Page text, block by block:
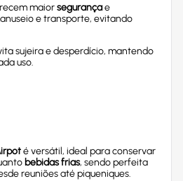
maiorsegurançae
e transporte, evitando
sujeira e desperdício, mantendo
uso.
é versátil, ideal para conservar
bebidas frias, sendo perfeita
reuniões até piqueniques.